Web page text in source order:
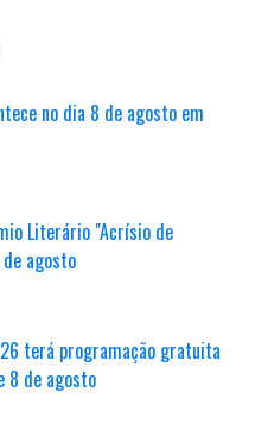
no dia 8 de agosto em
Literário "Acrísio de
agosto
terá programação gratuita
8 de agosto